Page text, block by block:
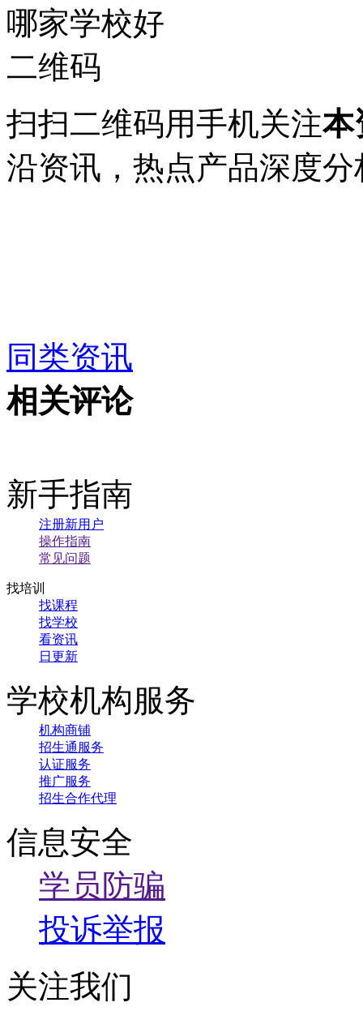
扫扫二维码用手机关注本
沿资讯，热点产品深度分
同类资讯
相关评论
新手指南
注册新用户
操作指南
常见问题
找培训
找课程
找学校
看资讯
日更新
学校机构服务
机构商铺
招生通服务
认证服务
推广服务
招生合作代理
信息安全
学员防骗
投诉举报
关注我们